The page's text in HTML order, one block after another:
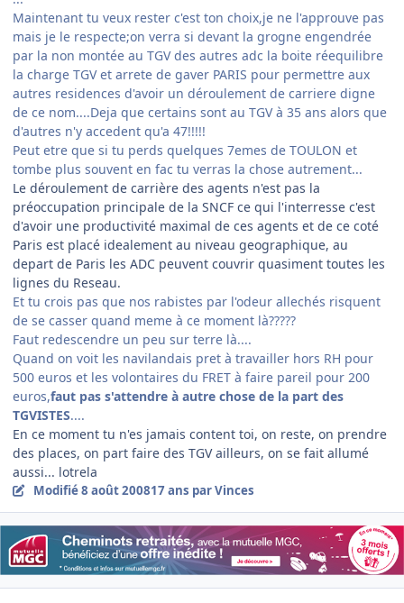
Maintenant tu veux rester c'est ton choix,je ne l'approuve pas
mais je le respecte;on verra si devant la grogne engendrée
par la non montée au TGV des autres adc la boite réequilibre
la charge TGV et arrete de gaver PARIS pour permettre aux
autres residences d'avoir un déroulement de carriere digne
de ce nom....Deja que certains sont au TGV à 35 ans alors que
d'autres n'y accedent qu'a 47!!!!!
Peut etre que si tu perds quelques 7emes de TOULON et
tombe plus souvent en fac tu verras la chose autrement...
Le déroulement de carrière des agents n'est pas la
préoccupation principale de la SNCF ce qui l'interresse c'est
d'avoir une productivité maximal de ces agents et de ce coté
Paris est placé idealement au niveau geographique, au
depart de Paris les ADC peuvent couvrir quasiment toutes les
lignes du Reseau.
Et tu crois pas que nos rabistes par l'odeur allechés risquent
de se casser quand meme à ce moment là?????
Faut redescendre un peu sur terre là....
Quand on voit les navilandais pret à travailler hors RH pour
500 euros et les volontaires du FRET à faire pareil pour 200
euros,faut pas s'attendre à autre chose de la part des
TGVISTES....
En ce moment tu n'es jamais content toi, on reste, on prendre
des places, on part faire des TGV ailleurs, on se fait allumé
aussi... lotrela
Modifié8 août 200817 ans par Vinces